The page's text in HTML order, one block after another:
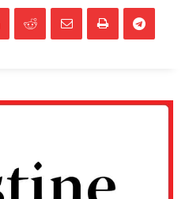
ROMÂNIA